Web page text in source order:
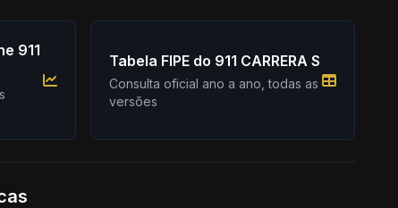
911
Tabela FIPE do 911 CARRERA S
Consulta oficial ano a ano, todas as
versões